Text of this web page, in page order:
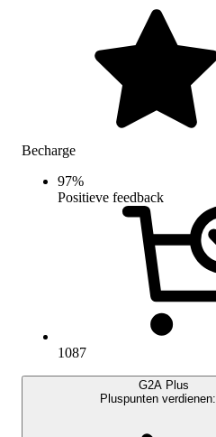
Becharge
97%
Positieve feedback
1087
G2A Plus
Pluspunten verdienen: